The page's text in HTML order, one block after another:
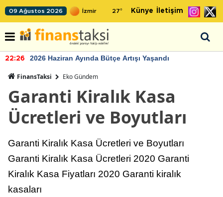
09 Ağustos 2026 27° Künye İletişim
22:26 2026 Haziran Ayında Bütçe Artışı Yaşandı
FinansTaksi Eko Gündem
Garanti Kiralık Kasa
Ücretleri ve Boyutları
Garanti Kiralık Kasa Ücretleri ve Boyutları
Garanti Kiralık Kasa Ücretleri 2020 Garanti
Kiralık Kasa Fiyatları 2020 Garanti kiralık
kasaları